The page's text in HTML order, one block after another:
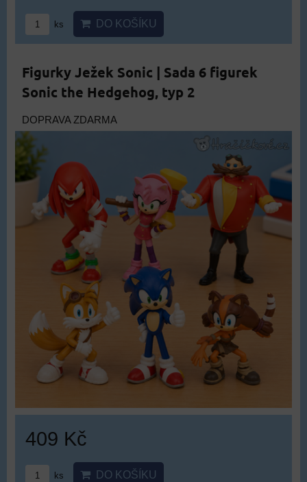
ks DO KOŠÍKU
Figurky Ježek Sonic | Sada 6 figurek
Sonic the Hedgehog, typ 2
DOPRAVA ZDARMA
409 Kč
ks DO KOŠÍKU